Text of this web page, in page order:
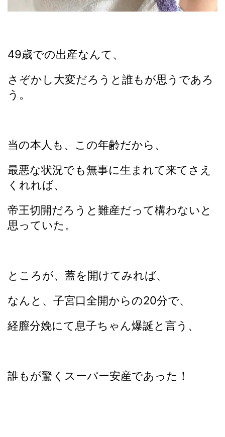
49歳での出産なんて、
さぞかし大変だろうと誰もが思うであろ
う。
当の本人も、この年齢だから、
最悪な状況でも無事に生まれて来てさえ
くれれば、
帝王切開だろうと難産だって構わないと
思っていた。
ところが、蓋を開けてみれば、
なんと、子宮口全開からの20分で、
経膣分娩にて息子ちゃん爆誕と言う、
誰もが驚くスーパー安産であった！